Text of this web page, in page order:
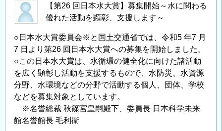
【第26 回日本水大賞】募集開始～水に関わる
優れた活動を顕彰、支援します～
○日本水大賞委員会※と国土交通省では、令和5 年7 月
7 日より第26 回日本水大賞への募集を開始しました。
○この日本水大賞は、水循環の健全化に向けた諸活動
を広く顕彰し活動を支援するもので、水防災、水資源
分野、水環境などの分野で活動する個人、団体、学校
などを募集対象としています。
※名誉総裁 秋篠宮皇嗣殿下、委員長 日本科学未来
館名誉館長 毛利衛